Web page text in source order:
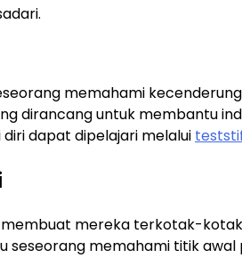
memahami
dirancang untuk membantu
dapat dipelajari melalui
mereka terkotak-
memahami titik awal